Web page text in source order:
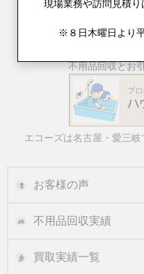
不用品回収とお
エコーズは名古屋・愛三
お客様の声
不用品回収実績
買取実績一覧
現場業務や訪問見積
※８日木曜日より